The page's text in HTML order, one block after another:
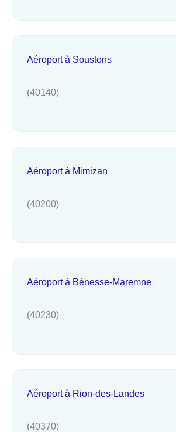
Aéroport à Soustons
(40140)
Aéroport à Mimizan
(40200)
Aéroport à Bénesse-Maremne
(40230)
Aéroport à Rion-des-Landes
(40370)